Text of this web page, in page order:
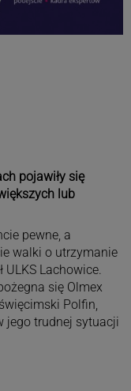
pojawiły się
lub
pewne, a
walki o utrzymanie
ULKS Lachowice.
się Olmex
Polfin,
jego trudnej sytuacji